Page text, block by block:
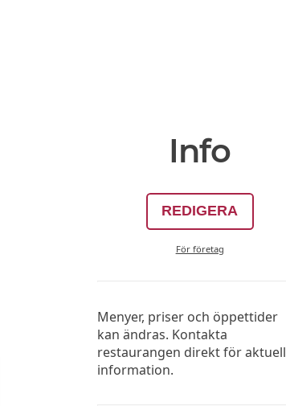
Info
REDIGERA
För företag
Menyer, priser och öppettider
kan ändras. Kontakta
restaurangen direkt för aktuell
information.